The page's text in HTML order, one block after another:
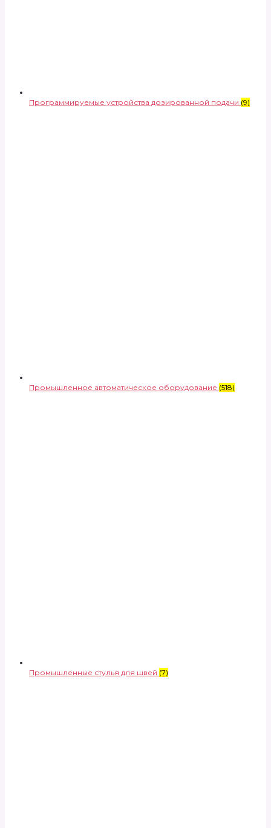
Программируемые устройства дозированной подачи (9)
Промышленное автоматическое оборудование (518)
Промышленные стулья для швей (7)